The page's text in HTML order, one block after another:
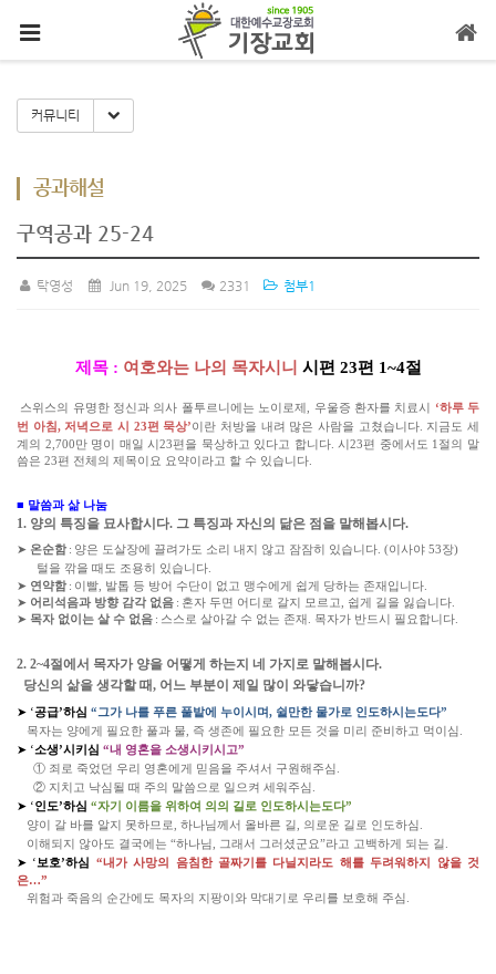
커뮤니티 Toggle Dropdown
공과해설
구역공과 25-24
탁영성 Jun 19, 2025 2331 첨부1
제목 : 여호와는 나의 목자시니 시편 23편 1~4절
스위스의 유명한 정신과 의사 폴투르니에는 노이로제, 우울증 환자를 치료시 ‘하루 두
번 아침, 저녁으로 시 23편 묵상’이란 처방을 내려 많은 사람을 고쳤습니다. 지금도 세
계의 2,700만 명이 매일 시23편을 묵상하고 있다고 합니다. 시23편 중에서도 1절의 말
씀은 23편 전체의 제목이요 요약이라고 할 수 있습니다.
■ 말씀과 삶 나눔
1. 양의 특징을 묘사합시다. 그 특징과 자신의 닮은 점을 말해봅시다.
➤ 온순함 : 양은 도살장에 끌려가도 소리 내지 않고 잠잠히 있습니다. (이사야 53장)
털을 깎을 때도 조용히 있습니다.
➤ 연약함 : 이빨, 발톱 등 방어 수단이 없고 맹수에게 쉽게 당하는 존재입니다.
➤ 어리석음과 방향 감각 없음 : 혼자 두면 어디로 갈지 모르고, 쉽게 길을 잃습니다.
➤ 목자 없이는 살 수 없음 : 스스로 살아갈 수 없는 존재. 목자가 반드시 필요합니다.
2. 2~4절에서 목자가 양을 어떻게 하는지 네 가지로 말해봅시다.
당신의 삶을 생각할 때, 어느 부분이 제일 많이 와닿습니까?
➤ ‘공급’하심 “그가 나를 푸른 풀밭에 누이시며, 쉴만한 물가로 인도하시는도다”
목자는 양에게 필요한 풀과 물, 즉 생존에 필요한 모든 것을 미리 준비하고 먹이심.
➤ ‘소생’시키심 “내 영혼을 소생시키시고”
① 죄로 죽었던 우리 영혼에게 믿음을 주셔서 구원해주심.
② 지치고 낙심될 때 주의 말씀으로 일으켜 세워주심.
➤ ‘인도’하심 “자기 이름을 위하여 의의 길로 인도하시는도다”
양이 갈 바를 알지 못하므로, 하나님께서 올바른 길, 의로운 길로 인도하심.
이해되지 않아도 결국에는 “하나님, 그래서 그러셨군요”라고 고백하게 되는 길.
➤ ‘ 보호’하심 “내가 사망의 음침한 골짜기를 다닐지라도 해를 두려워하지 않을 것
은…”
위험과 죽음의 순간에도 목자의 지팡이와 막대기로 우리를 보호해 주심.